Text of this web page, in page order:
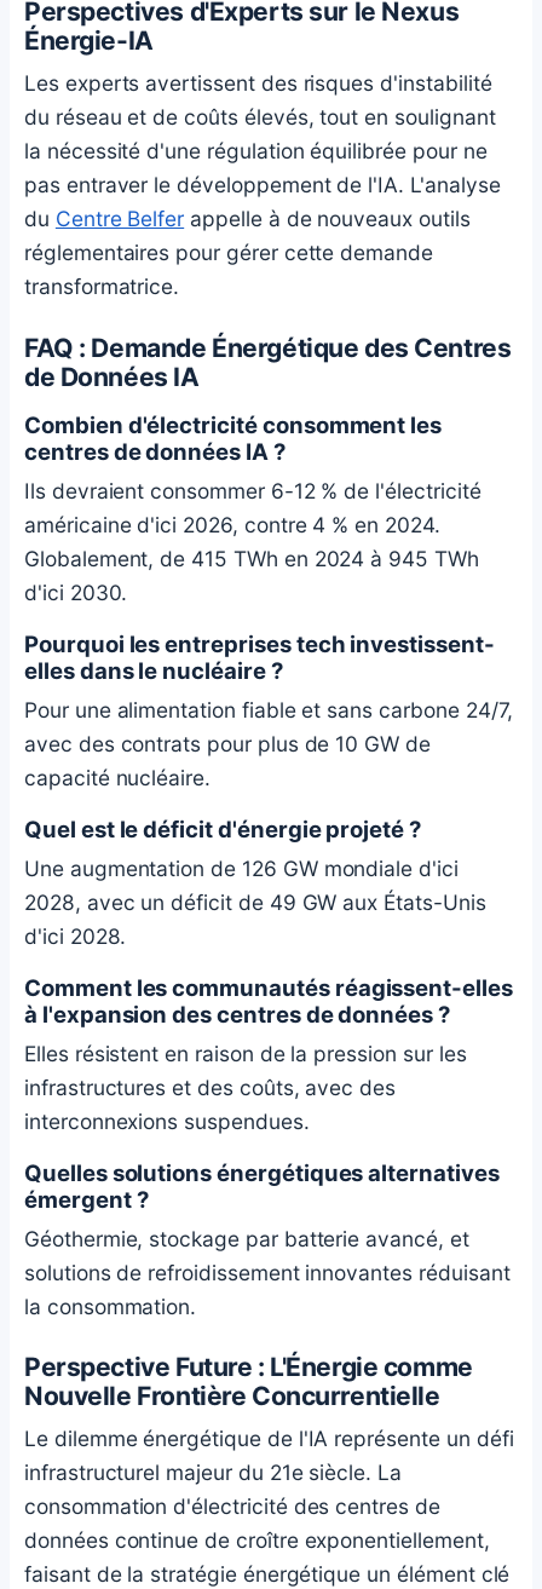
Perspectives d'Experts sur le Nexus
Énergie-IA
Les experts avertissent des risques d'instabilité
du réseau et de coûts élevés, tout en soulignant
la nécessité d'une régulation équilibrée pour ne
pas entraver le développement de l'IA. L'analyse
du Centre Belfer appelle à de nouveaux outils
réglementaires pour gérer cette demande
transformatrice.
FAQ : Demande Énergétique des Centres
de Données IA
Combien d'électricité consomment les
centres de données IA ?
Ils devraient consommer 6-12 % de l'électricité
américaine d'ici 2026, contre 4 % en 2024.
Globalement, de 415 TWh en 2024 à 945 TWh
d'ici 2030.
Pourquoi les entreprises tech investissent-
elles dans le nucléaire ?
Pour une alimentation fiable et sans carbone 24/7,
avec des contrats pour plus de 10 GW de
capacité nucléaire.
Quel est le déficit d'énergie projeté ?
Une augmentation de 126 GW mondiale d'ici
2028, avec un déficit de 49 GW aux États-Unis
d'ici 2028.
Comment les communautés réagissent-elles
à l'expansion des centres de données ?
Elles résistent en raison de la pression sur les
infrastructures et des coûts, avec des
interconnexions suspendues.
Quelles solutions énergétiques alternatives
émergent ?
Géothermie, stockage par batterie avancé, et
solutions de refroidissement innovantes réduisant
la consommation.
Perspective Future : L'Énergie comme
Nouvelle Frontière Concurrentielle
Le dilemme énergétique de l'IA représente un défi
infrastructurel majeur du 21e siècle. La
consommation d'électricité des centres de
données continue de croître exponentiellement,
faisant de la stratégie énergétique un élément clé